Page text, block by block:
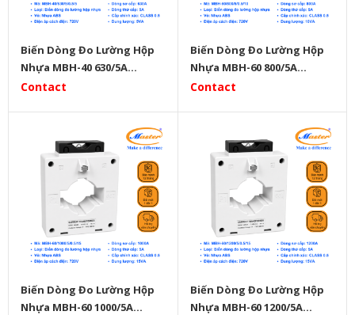
Biến Dòng Đo Lường Hộp
Nhựa MBH-40 630/5A
Master
Contact
Biến Dòng Đo Lường Hộp
Nhựa MBH-60 800/5A
Master
Contact
Biến Dòng Đo Lường Hộp
Nhựa MBH-60 1000/5A
Biến Dòng Đo Lường Hộp
Nhựa MBH-60 1200/5A